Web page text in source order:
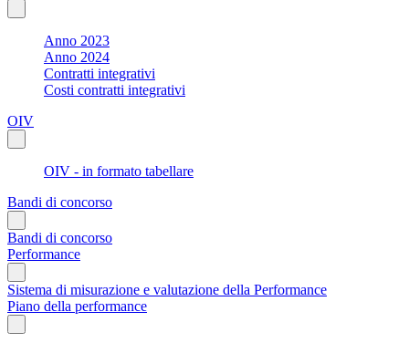
Anno 2023
Anno 2024
Contratti integrativi
Costi contratti integrativi
OIV
OIV - in formato tabellare
Bandi di concorso
Bandi di concorso
Performance
Sistema di misurazione e valutazione della Performance
Piano della performance